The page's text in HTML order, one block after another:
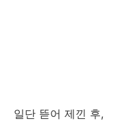
일단 뜯어 제낀 후,